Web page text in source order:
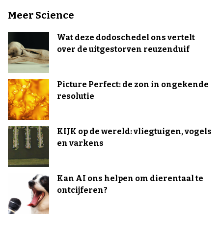
Meer Science
Wat deze dodoschedel ons vertelt
over de uitgestorven reuzenduif
Picture Perfect: de zon in ongekende
resolutie
KIJK op de wereld: vliegtuigen, vogels
en varkens
Kan AI ons helpen om dierentaal te
ontcijferen?